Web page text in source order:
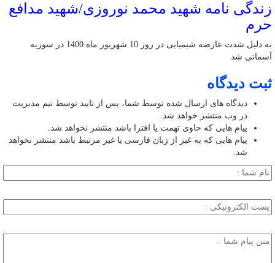
زندگی نامه شهید محمد نوروزی/شهید مدافع
حرم
به دلیل شدت عارضه شیمیایی در روز 10 شهریور ماه 1400 در سوریه
آسمانی شد
ثبت دیدگاه
دیدگاه های ارسال شده توسط شما، پس از تایید توسط تیم مدیریت
در وب منتشر خواهد شد.
پیام هایی که حاوی تهمت یا افترا باشد منتشر نخواهد شد.
پیام هایی که به غیر از زبان فارسی یا غیر مرتبط باشد منتشر نخواهد
شد.